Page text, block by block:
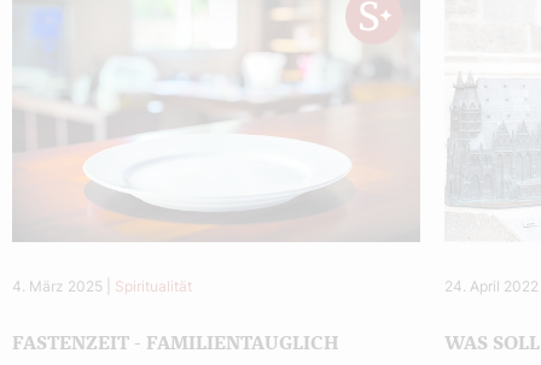
4. März 2025 Spiritualität
FASTENZEIT - FAMILIENTAUGLICH
24. April 2022
WAS